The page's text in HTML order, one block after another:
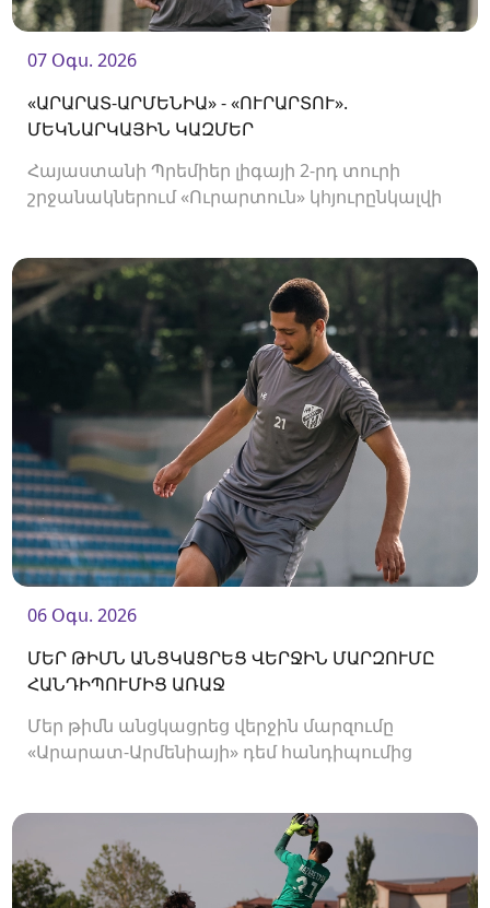
07 Օգս. 2026
«ԱՐԱՐԱՏ-ԱՐՄԵՆԻԱ» - «ՈՒՐԱՐՏՈՒ».
ՄԵԿՆԱՐԿԱՅԻՆ ԿԱԶՄԵՐ
Հայաստանի Պրեմիեր լիգայի 2-րդ տուրի
շրջանակներում «Ուրարտուն» կհյուրընկալվի
06 Օգս. 2026
ՄԵՐ ԹԻՄՆ ԱՆՑԿԱՑՐԵՑ ՎԵՐՋԻՆ ՄԱՐԶՈՒՄԸ
ՀԱՆԴԻՊՈՒՄԻՑ ԱՌԱՋ
Մեր թիմն անցկացրեց վերջին մարզումը
«Արարատ-Արմենիայի» դեմ հանդիպումից